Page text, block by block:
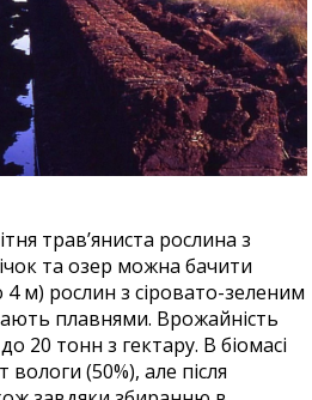
трав’яниста рослина з
та озер можна бачити
4 м) рослин з сіровато-зеленим
плавнями. Врожайність
20 тонн з гектару. В біомасі
(50%), але після